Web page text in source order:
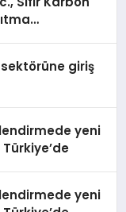
giriş
yeni
yeni